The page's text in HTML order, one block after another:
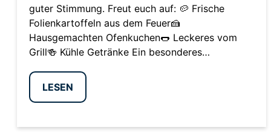
guter Stimmung. Freut euch auf: 🥔 Frische
Folienkartoffeln aus dem Feuer🍰
Hausgemachten Ofenkuchen🌭 Leckeres vom
Grill🍻 Kühle Getränke Ein besonderes…
LESEN